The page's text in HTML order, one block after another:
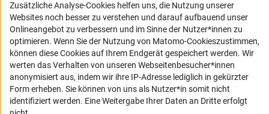
Information für die Wissenschaft Nr. 21|28. Februar 2025
TWAS-DFG Cooperation Visits Programme (Subsahara-
Afrika)
Information für die Wissenschaft Nr. 20|28. Februar 2025
TWAS-DFG Cooperation Visits Programme (MENA)
Zusätzliche Analyse-Cookies helfen uns, die Nutzung unserer
Websites noch besser zu verstehen und darauf aufbauend unser
Onlineangebot zu verbessern und im Sinne der Nutzer*innen zu
optimieren. Wenn Sie der Nutzung von Matomo-Cookieszustimmen,
können diese Cookies auf Ihrem Endgerät gespeichert werden. Wir
werten das Verhalten von unseren Webseitenbesucher*innen
anonymisiert aus, indem wir ihre IP-Adresse lediglich in gekürzter
Form erheben. Sie können von uns als Nutzer*in somit nicht
identifiziert werden. Eine Weitergabe Ihrer Daten an Dritte erfolgt